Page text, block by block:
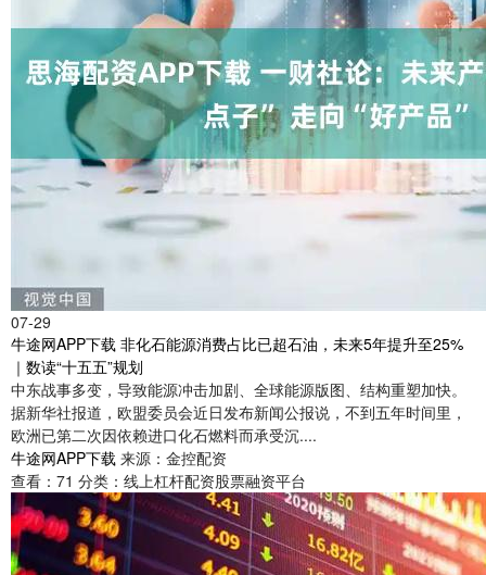
07-29
牛途网APP下载 非化石能源消费占比已超石油，未来5年提升至25%
｜数读“十五五”规划
中东战事多变，导致能源冲击加剧、全球能源版图、结构重塑加快。
据新华社报道，欧盟委员会近日发布新闻公报说，不到五年时间里，
欧洲已第二次因依赖进口化石燃料而承受沉....
牛途网APP下载 来源：金控配资
查看： 71 分类： 线上杠杆配资股票融资平台